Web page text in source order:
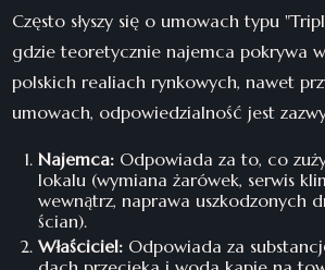
Często słyszy się o umowach typu
gdzie teoretycznie najemca pokrywa
polskich realiach rynkowych, nawet
umowach, odpowiedzialność jest
Najemca: Odpowiada za to, co
lokalu (wymiana żarówek, serwis
wewnątrz, naprawa uszkodzonych
ścian).
Właściciel: Odpowiada za